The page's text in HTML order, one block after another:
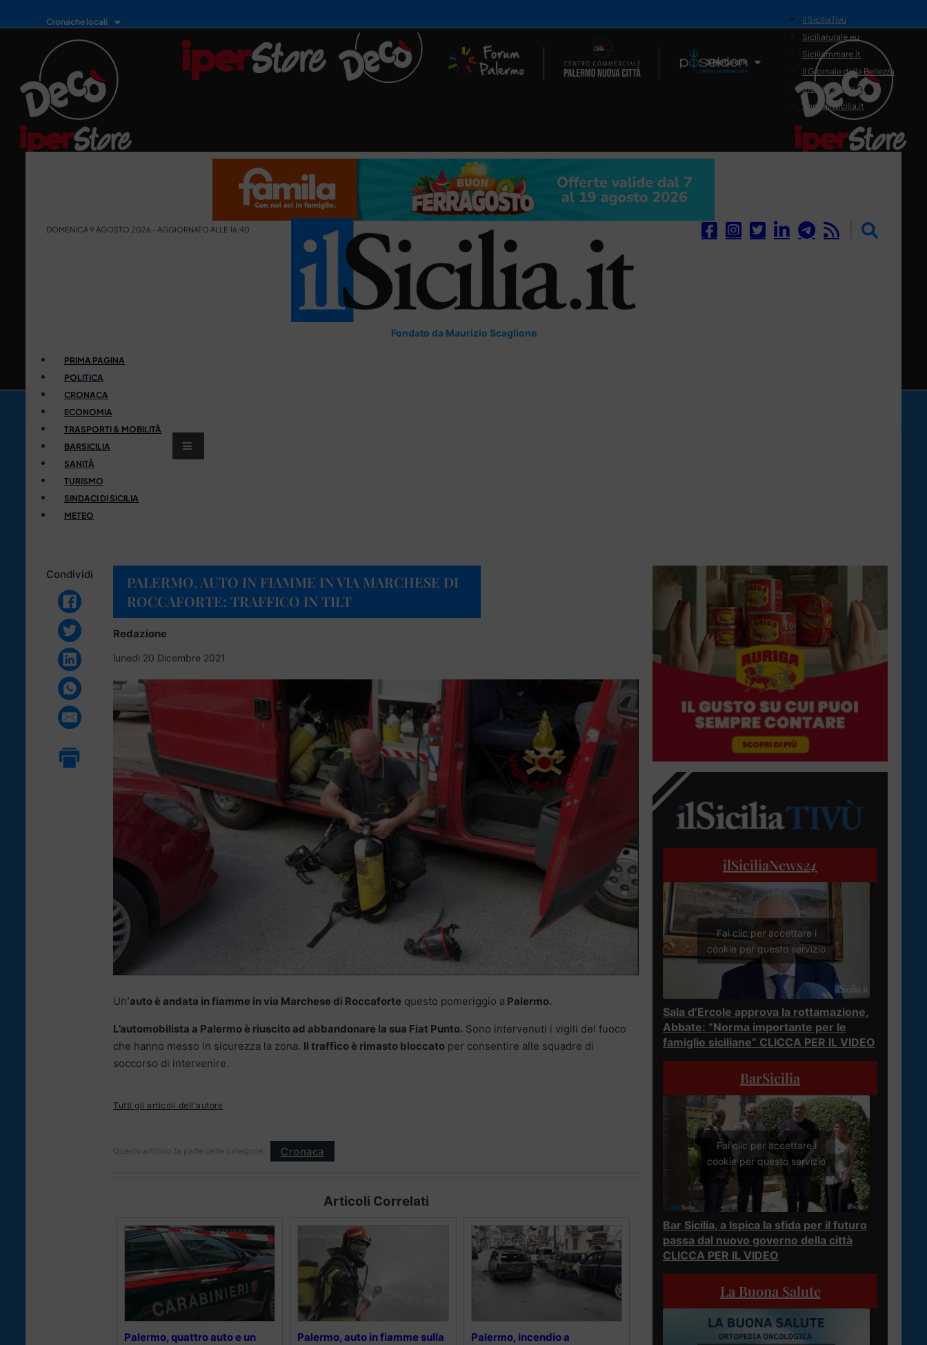
Cronache locali
Il Network
il SiciliaTivù
Siciliarurale.eu
Siciliammare.it
Il Giornale della Bellezza
Siciliamedica.it
Sanitainsicilia.it
DOMENICA 9 AGOSTO 2026 - AGGIORNATO ALLE 16:40
Fondato da Maurizio Scaglione
PRIMA PAGINA
POLITICA
CRONACA
ECONOMIA
TRASPORTI & MOBILITÀ
BARSICILIA
SANITÀ
TURISMO
SINDACI DI SICILIA
METEO
Condividi
PALERMO, AUTO IN FIAMME IN VIA MARCHESE DI
ROCCAFORTE: TRAFFICO IN TILT
Redazione
lunedì 20 Dicembre 2021
Un‘auto è andata in fiamme in via Marchese di Roccaforte questo pomeriggio a Palermo.
L’automobilista a Palermo è riuscito ad abbandonare la sua Fiat Punto. Sono intervenuti i vigili del fuoco
che hanno messo in sicurezza la zona. Il traffico è rimasto bloccato per consentire alle squadre di
soccorso di intervenire.
Tutti gli articoli dell'autore
Questo articolo fa parte delle categorie: Cronaca
Articoli Correlati
Palermo, quattro auto e un
Palermo, auto in fiamme sulla
Palermo, incendio a
ilSiciliaNews24
Fai clic per accettare i
cookie per questo servizio
Sala d’Ercole approva la rottamazione,
Abbate: “Norma importante per le
famiglie siciliane” CLICCA PER IL VIDEO
BarSicilia
Fai clic per accettare i
cookie per questo servizio
Bar Sicilia, a Ispica la sfida per il futuro
passa dal nuovo governo della città
CLICCA PER IL VIDEO
La Buona Salute